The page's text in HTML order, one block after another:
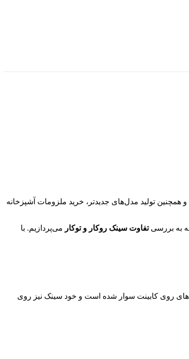
و همچنین تولید مدل‌های جدیدتر، خرید ملزومات آشپزخانه
به بررسیتفاوت سینک روکار و توکار می‌پردازیم. با
روی کابینت سوار شده است و خود سینک نیز روی